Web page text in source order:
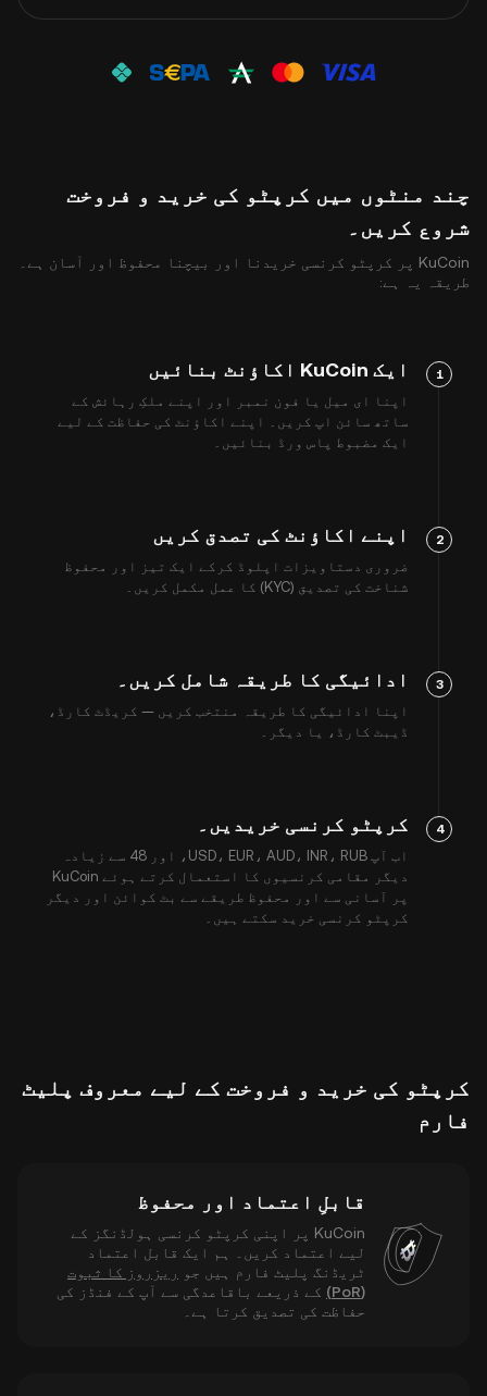
چند منٹوں میں کرپٹو کی خرید و فروخت
شروع کریں۔
KuCoin پر کرپٹو کرنسی خریدنا اور بیچنا محفوظ اور آسان ہے۔
طریقہ یہ ہے:
1 ایک KuCoin اکاؤنٹ بنائیں
اپنا ای میل یا فون نمبر اور اپنے ملکِ رہائش کے
ساتھ سائن اپ کریں۔ اپنے اکاؤنٹ کی حفاظت کے لیے
ایک مضبوط پاس ورڈ بنائیں۔
2 اپنے اکاؤنٹ کی تصدق کریں
ضروری دستاویزات اپلوڈ کرکے ایک تیز اور محفوظ
شناخت کی تصدیق (KYC) کا عمل مکمل کریں۔
3 ادائیگی کا طریقہ شامل کریں۔
اپنا ادائیگی کا طریقہ منتخب کریں — کریڈٹ کارڈ،
ڈیبٹ کارڈ، یا دیگر۔
4 کرپٹو کرنسی خریدیں۔
اب آپ USD، EUR، AUD، INR، RUB، اور 48 سے زیادہ
دیگر مقامی کرنسیوں کا استعمال کرتے ہوئے KuCoin
پر آسانی سے اور محفوظ طریقے سے بٹ کوائن اور دیگر
کرپٹو کرنسی خرید سکتے ہیں۔
کرپٹو کی خرید و فروخت کے لیے معروف پلیٹ
فارم
قابلِ اعتماد اور محفوظ
KuCoin پر اپنی کرپٹو کرنسی ہولڈنگز کے
لیے اعتماد کریں۔ ہم ایک قابل اعتماد
ٹریڈنگ پلیٹ فارم ہیں جو ریزروز کا ثبوت
(PoR)
کے ذریعے باقاعدگی سے آپ کے فنڈز کی
حفاظت کی تصدیق کرتا ہے۔